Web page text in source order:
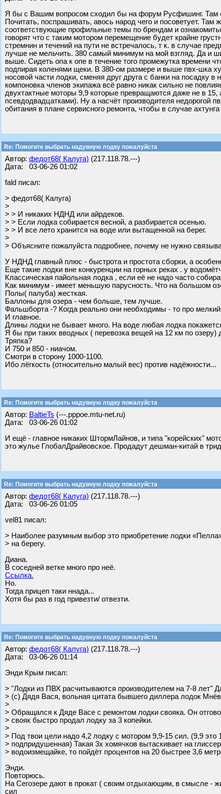
Я бы с Вашим вопросом сходил бы на форум Русфишинг. Там
Почитать, поспрашивать, авось народ чего и посоветует.
соответствующие профильные темы по брендам и
говорят что с таким мотором перемещение будет крайне
стремнин и течений на пути не встречалось, т к. в случае
лучше не мельчить. 380 самый минимум на мой взгляд. Да и
выше. Сидеть опа к опе в течение того промежутка времени
подпирая коленями щеки. В 380-ом размере и выше пвх-шка
носовой части лодки, сменяя друг друга с банки на посадку
компоновка членов экипажа всё равно никак сильно не
двухтактные моторы 9,9 которые превращаются даже не в
псевдодвадцатками). Ну а насчёт производителя недорогой
обитания в плане сервисного ремонта, чтобы в случае
Re: Помогите выбрать надувную лодку пожалуйста
Автор: федот68( Калуга) (217.118.78.---)
Дата: 03-06-26 01:02
fald писал:
> федот68( Калуга)
>
> > И никаких НДНД или айрдеков.
> > Если лодка собирается весной, а разбирается осенью.
> > И все лето хранится на воде или вытащенной на берег.
>
> Объясните пожалуйста подробнее, почему не нужно
У НДНД главный плюс - быстрота и простота сборки, а
Еще такие лодки вне конкуренции на горных реках . у
Классическая пайольная лодка , если её не надо часто
Как минимум - имеет меньшую парусность. Что на большом
Полы( палуба) жесткая.
Баллоны для озера - чем больше, тем лучше.
Фальшборта -? Когда реально они необходимы - то про
И главное.
Длины лодки не бывает много. На воде любая лодка
Я бы при таких вводных ( перевозка вещей на 12 км по
Тряпка?
И 750 и 850 - ниачом.
Смотри в сторону 1000-1100.
Ибо лёгкость (относительно малый вес) против надёжности...
Re: Помогите выбрать надувную лодку пожалуйста
Автор: BaltieTs (---.pppoe.mtu-net.ru)
Дата: 03-06-26 01:02
И ещё - главное никаких ШтормЛайнов, и типа "корейских"
это жулье ГлобалДрайвовское. Продадут дешман-китай в
Re: Помогите выбрать надувную лодку пожалуйста
Автор: федот68( Калуга) (217.118.78.---)
Дата: 03-06-26 01:05
vel81 писал:
> Наиболее разумным выбор это приобретение лодки
> на берегу.
Диана.
В соседней ветке много про неё.
Ссылка.
Но.
Тогда прицеп таки ннада...
Хотя бы раз в год привезти/ отвезти.
Re: Помогите выбрать надувную лодку пожалуйста
Автор: федот68( Калуга) (217.118.78.---)
Дата: 03-06-26 01:14
Энди Крым писал:
> "Лодки из ПВХ расчитываются производителем на 7-8 лет"
> (с) Дядя Вася, вольная цитата бывшего диллера лодок Мнёв
>
> Обращался к Дяде Васе с ремонтом лодки свояка. Он
> свояк быстро продал лодку за 3 копейки.
>
> Под твои цели надо 4,2 лодку с мотором 9,9-15 сил. (9,9 это
> подпридушенная) Такая 3х хомячков вытаскивает на
> водоизмещайке, то пойдёт процентов на 20 быстрее 3,6
Энди.
Повторюсь.
На Сегозере дают в прокат ( своим отдыхающим, в смысле -
сил